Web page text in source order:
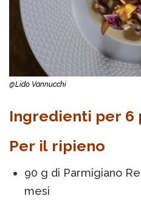
@Lido Vannucchi
Ingredienti per 6
Per il ripieno
90 g di Parmigiano
mesi